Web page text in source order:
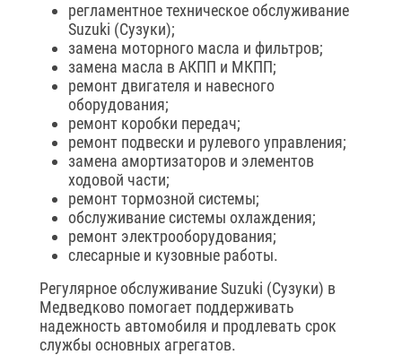
регламентное техническое обслуживание
Suzuki (Сузуки);
замена моторного масла и фильтров;
замена масла в АКПП и МКПП;
ремонт двигателя и навесного
оборудования;
ремонт коробки передач;
ремонт подвески и рулевого управления;
замена амортизаторов и элементов
ходовой части;
ремонт тормозной системы;
обслуживание системы охлаждения;
ремонт электрооборудования;
слесарные и кузовные работы.
Регулярное обслуживание Suzuki (Сузуки) в
Медведково помогает поддерживать
надежность автомобиля и продлевать срок
службы основных агрегатов.